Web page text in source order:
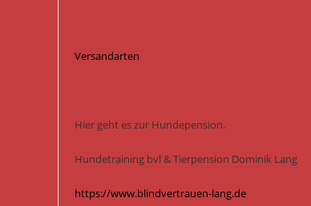
Versandarten
Hier geht es zur Hundepension.
Hundetraining bvl & Tierpension Dominik Lang
https://www.blindvertrauen-lang.de